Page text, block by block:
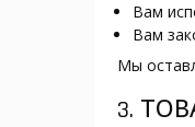
Вам
Вам
Мы
3.